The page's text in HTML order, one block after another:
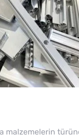
malzemelerin